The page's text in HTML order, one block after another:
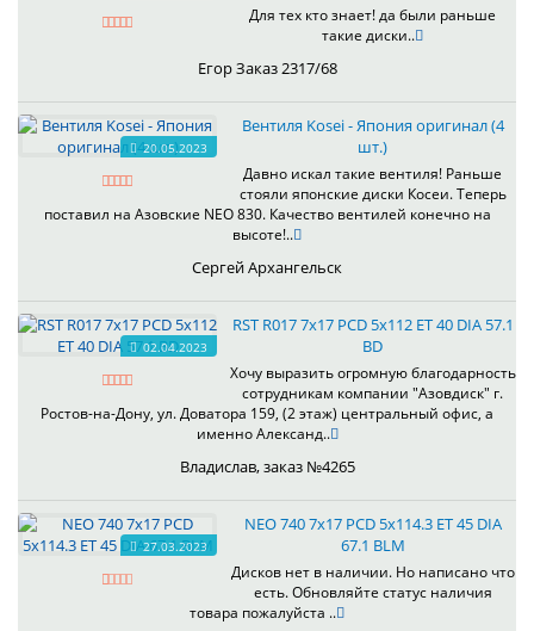
Для тех кто знает! да были раньше
такие диски..
Егор Заказ 2317/68
20.05.2023
Вентиля Kosei - Япония оригинал (4
шт.)
Давно искал такие вентиля! Раньше
стояли японские диски Косеи. Теперь
поставил на Азовские NEO 830. Качество вентилей конечно на
высоте!..
Сергей Архангельск
02.04.2023
RST R017 7x17 PCD 5x112 ET 40 DIA 57.1
BD
Хочу выразить огромную благодарность
сотрудникам компании "Азовдиск" г.
Ростов-на-Дону, ул. Доватора 159, (2 этаж) центральный офис, а
именно Александ..
Владислав, заказ №4265
27.03.2023
NEO 740 7x17 PCD 5x114.3 ET 45 DIA
67.1 BLM
Дисков нет в наличии. Но написано что
есть. Обновляйте статус наличия
товара пожалуйста ..